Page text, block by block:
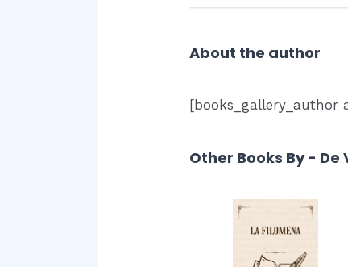
About the author
[books_gallery_author
Other Books By -